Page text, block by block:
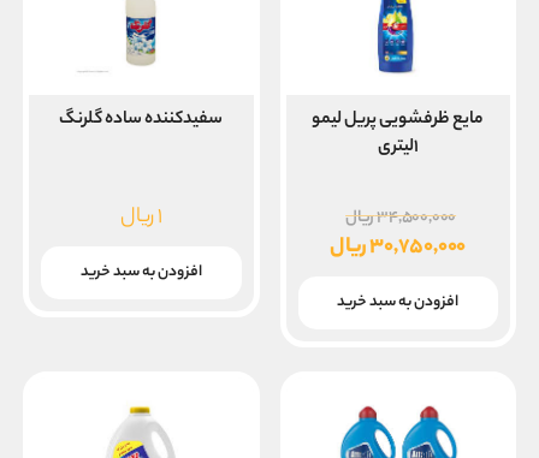
مایع ظرفشویی پریل لیمو
۱لیتری
۳۴,۵۰۰,۰۰۰ریال
اصلی
۳۴,۵۰۰,۰۰۰ ریال
۳۰,۷۵۰,۰۰۰ریال
فعلی
افزودن به سبد خرید
سفیدکننده ساده گلرنگ
۱ریال
افزودن به سبد خرید